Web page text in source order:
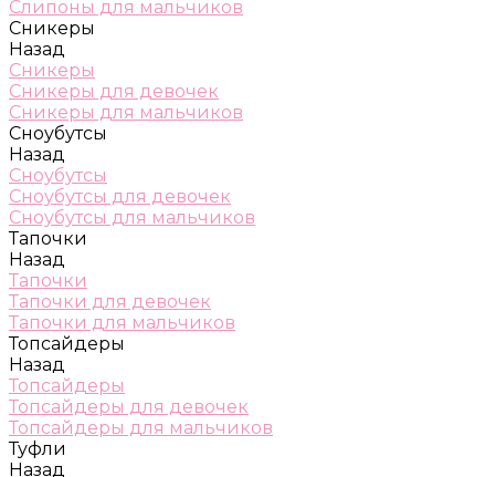
Слипоны для мальчиков
Сникеры
Назад
Сникеры
Сникеры для девочек
Сникеры для мальчиков
Сноубутсы
Назад
Сноубутсы
Сноубутсы для девочек
Сноубутсы для мальчиков
Тапочки
Назад
Тапочки
Тапочки для девочек
Тапочки для мальчиков
Топсайдеры
Назад
Топсайдеры
Топсайдеры для девочек
Топсайдеры для мальчиков
Туфли
Назад